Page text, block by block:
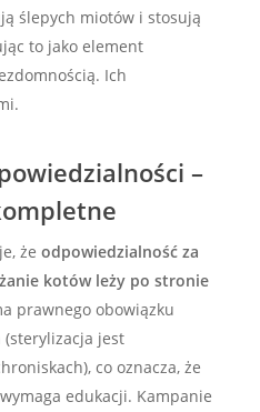
ślepych miotów i stosują
to jako element
Ich
–
żeodpowiedzialność za
kotów leży po stronie
prawnego obowiązku
jest
co oznacza, że
edukacji. Kampanie